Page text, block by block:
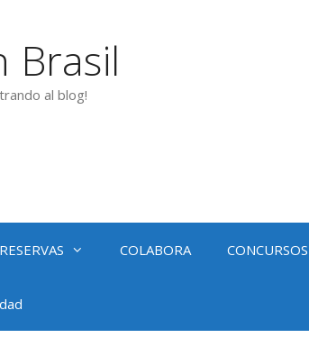
Brasil
al blog!
RESERVAS COLABORA CONCURSOS